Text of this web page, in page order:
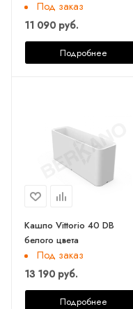
Под заказ
11 090 руб.
Подробнее
Кашпо Vittorio 40 DB
белого цвета
Под заказ
13 190 руб.
Подробнее